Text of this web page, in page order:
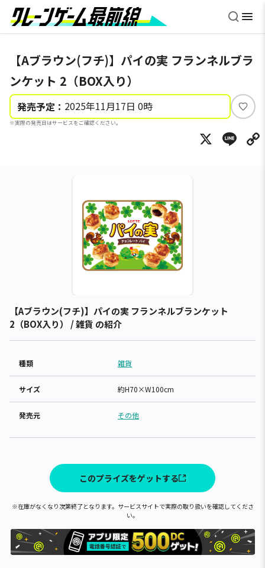
【Aブラウン(フチ)】パイの実 フランネルブラ
ンケット 2（BOX入り）
発売予定： 2025年11月17日 0時
※実際の発売日はサービスをご確認ください。
い
ね
X
【Aブラウン(フチ)】パイの実 フランネルブランケット
2（BOX入り） / 雑貨 の紹介
種類 雑貨
サイズ 約H70×W100cm
発売元 その他
このプライズをゲットする
※在庫がなくなり次第終了となります。サービスサイトで実際の取り扱いを確認してくださ
い。